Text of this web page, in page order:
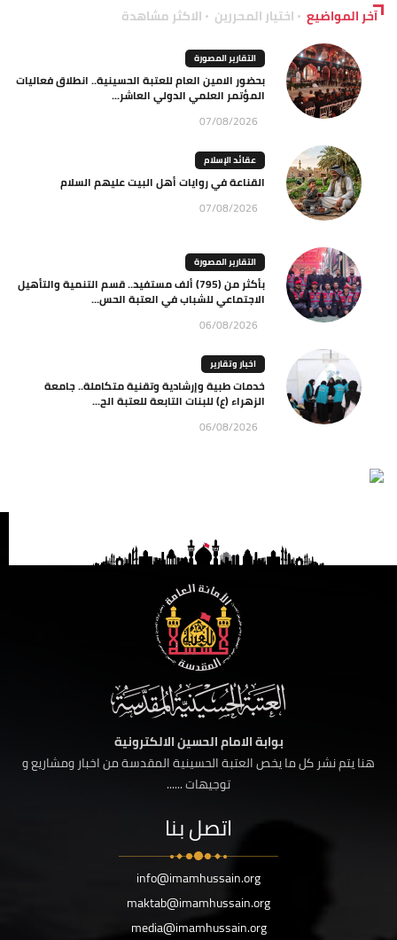
آخر المواضيع اختيار المحررين الاكثر مشاهدة
التقارير المصورة
بحضور الامين العام للعتبة الحسينية.. انطلاق فعاليات
المؤتمر العلمي الدولي العاشر...
07/08/2026
عقائد الإسلام
القناعة في روايات أهل البيت عليهم السلام
07/08/2026
التقارير المصورة
بأكثر من (795) ألف مستفيد.. قسم التنمية والتأهيل
الاجتماعي للشباب في العتبة الحس...
06/08/2026
اخبار وتقارير
خدمات طبية وإرشادية وتقنية متكاملة.. جامعة
الزهراء (ع) للبنات التابعة للعتبة الح...
06/08/2026
بوابة الامام الحسين الالكترونية
هنا يتم نشر كل ما يخص العتبة الحسينية المقدسة من اخبار ومشاريع و
توجيهات ......
اتصل بنا
info@imamhussain.org
maktab@imamhussain.org
media@imamhussain.org